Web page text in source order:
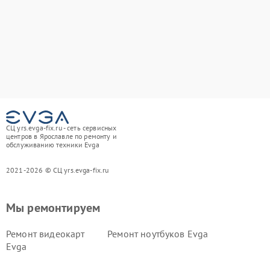
СЦ yrs.evga-fix.ru - сеть сервисных
центров в Ярославле по ремонту и
обслуживанию техники Evga
2021-2026 © СЦ yrs.evga-fix.ru
Мы ремонтируем
Ремонт видеокарт
Evga
Ремонт ноутбуков Evga